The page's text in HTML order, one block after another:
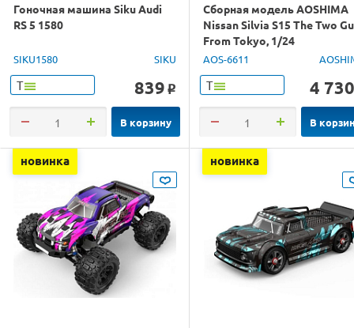
Гоночная машина Siku Audi
RS 5 1580
SIKU1580 SIKU
Т 839 o
В корзину
Сборная модель AOSHIMA
Nissan Silvia S15 The Two
From Tokyo, 1/24
AOS-6611
Т 4 730
В
новинка новинка